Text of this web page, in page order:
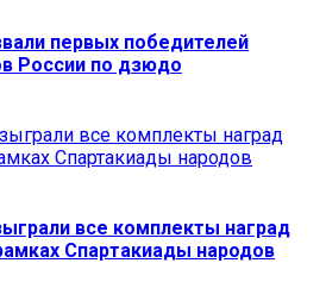
первых победителей
России по дзюдо
все комплекты наград
Спартакиады народов